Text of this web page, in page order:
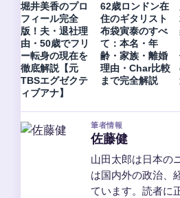
堀井美香のプロ
フィール完全
版！夫・退社理
由・50歳でフリ
ー転身の現在を
徹底解説【元
TBSエグゼクテ
ィブアナ】
62歳ロンドン在
住のギタリスト
布袋寅泰のすべ
て：本名・年
齢・家族・離婚
理由・Char比較
まで完全解説
筆者情報
佐藤健
山田太郎は日本の
は国内外の政治、
ています。読者に